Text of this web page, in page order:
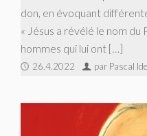
don, en évoquant
« Jésus a révélé le nom du
hommes qui lui ont […]
26.4.2022 par Pascal Ide